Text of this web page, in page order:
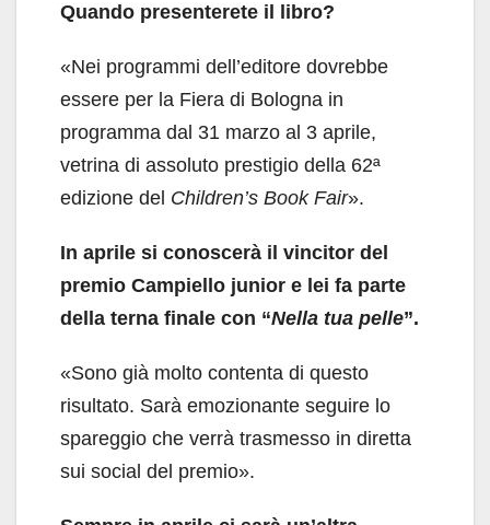
Quando presenterete il libro?
«Nei programmi dell’editore dovrebbe
essere per la Fiera di Bologna in
programma dal 31 marzo al 3 aprile,
vetrina di assoluto prestigio della 62ª
edizione del Children’s Book Fair».
In aprile si conoscerà il vincitor del
premio Campiello junior e lei fa parte
della terna finale con “Nella tua pelle”.
«Sono già molto contenta di questo
risultato. Sarà emozionante seguire lo
spareggio che verrà trasmesso in diretta
sui social del premio».